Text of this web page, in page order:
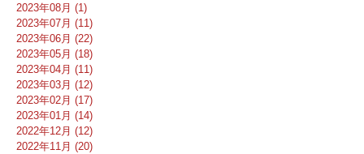
2023年08月 (1)
2023年07月 (11)
2023年06月 (22)
2023年05月 (18)
2023年04月 (11)
2023年03月 (12)
2023年02月 (17)
2023年01月 (14)
2022年12月 (12)
2022年11月 (20)